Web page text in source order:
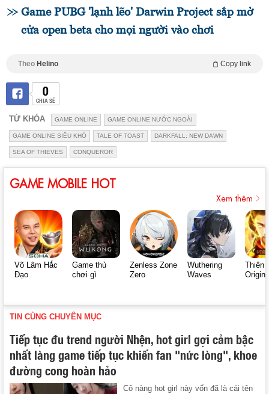
Game PUBG 'lạnh lẽo' Darwin Project sắp mở
cửa open beta cho mọi người vào chơi
Theo Helino Copy link
0
CHIA SẺ
TỪ KHÓA GAME ONLINE GAME ONLINE NƯỚC NGOÀI
GAME ONLINE SIÊU KHÓ TALE OF TOAST DARKFALL: NEW DAWN
SEA OF THIEVES CONQUEROR
GAME MOBILE HOT
Xem thêm
Võ Lâm Hắc
Đạo
Game thủ
chơi gì
Zenless Zone
Zero
Wuthering
Waves
Thiên
Origin
TIN CÙNG CHUYÊN MỤC
Tiếp tục đu trend người Nhện, hot girl gợi cảm bậc
nhất làng game tiếp tục khiến fan "nức lòng", khoe
đường cong hoàn hảo
Cô nàng hot girl này vốn đã là cái tên